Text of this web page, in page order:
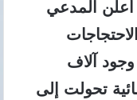
أعلن المدعي
في الاحتجاجات
آلاف
تحولت إلى